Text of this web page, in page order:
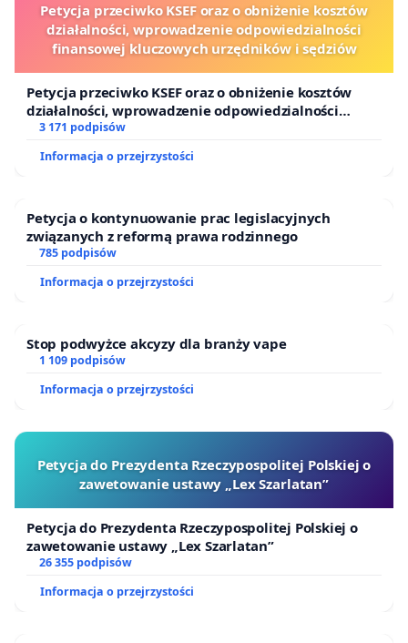
Petycja przeciwko KSEF oraz o obniżenie kosztów
działalności, wprowadzenie odpowiedzialności
finansowej kluczowych urzędników i sędziów
Petycja przeciwko KSEF oraz o obniżenie kosztów
działalności, wprowadzenie odpowiedzialności
finansowej kluczowych urzędników i sędziów
3 171 podpisów
Informacja o przejrzystości
Petycja o kontynuowanie prac legislacyjnych
związanych z reformą prawa rodzinnego
785 podpisów
Informacja o przejrzystości
Stop podwyżce akcyzy dla branży vape
1 109 podpisów
Informacja o przejrzystości
Petycja do Prezydenta Rzeczypospolitej Polskiej o
zawetowanie ustawy „Lex Szarlatan”
Petycja do Prezydenta Rzeczypospolitej Polskiej o
zawetowanie ustawy „Lex Szarlatan”
26 355 podpisów
Informacja o przejrzystości